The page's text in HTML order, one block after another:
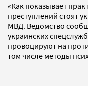
«Как показывает
преступлений стоят
МВД. Ведомство
украинских
провоцируют на
том числе методы